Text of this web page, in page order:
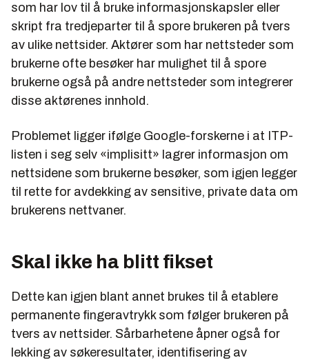
som har lov til å bruke informasjonskapsler eller
skript fra tredjeparter til å spore brukeren på tvers
av ulike nettsider. Aktører som har nettsteder som
brukerne ofte besøker har mulighet til å spore
brukerne også på andre nettsteder som integrerer
disse aktørenes innhold.
Problemet ligger ifølge Google-forskerne i at ITP-
listen i seg selv «implisitt» lagrer informasjon om
nettsidene som brukerne besøker, som igjen legger
til rette for avdekking av sensitive, private data om
brukerens nettvaner.
Skal ikke ha blitt fikset
Dette kan igjen blant annet brukes til å etablere
permanente fingeravtrykk som følger brukeren på
tvers av nettsider. Sårbarhetene åpner også for
lekking av søkeresultater, identifisering av